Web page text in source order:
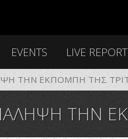
EVENTS LIVE
ΤΗΝ ΕΚΠΟΜΠΗ ΤΗΣ
ΤΗΣ ΤΡΙΤΗ